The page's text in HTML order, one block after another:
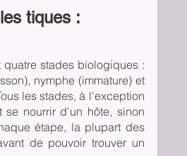
tiques :
stades biologiques :
nymphe (immature) et
les stades, à l'exception
nourrir d'un hôte, sinon
étape, la plupart des
de pouvoir trouver un